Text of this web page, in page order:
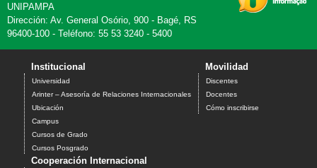
UNIPAMPA
Dirección: Av. General Osório, 900 - Bagé, RS
96400-100 - Teléfono: 55 53 3240 - 5400
Institucional
Universidad
Arinter – Asesoría de Relaciones Internacionales
Ubicación
Campus
Cursos de Grado
Cursos Posgrado
Movilidad
Discentes
Docentes
Cómo inscribirse
Cooperación Internacional